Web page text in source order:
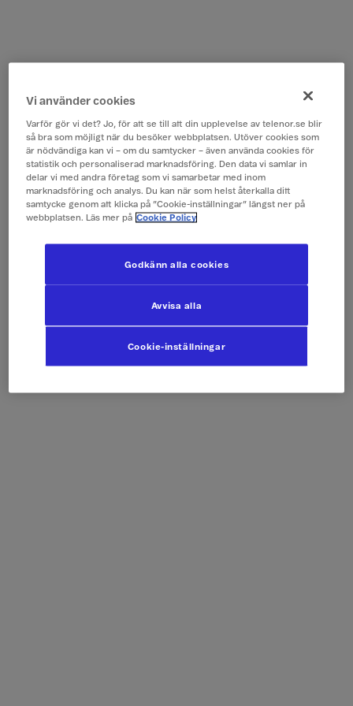
Vi använder cookies
Varför gör vi det? Jo, för att se till att din upplevelse av telenor.se blir
så bra som möjligt när du besöker webbplatsen. Utöver cookies som
är nödvändiga kan vi – om du samtycker – även använda cookies för
statistik och personaliserad marknadsföring. Den data vi samlar in
delar vi med andra företag som vi samarbetar med inom
marknadsföring och analys. Du kan när som helst återkalla ditt
samtycke genom att klicka på ”Cookie-inställningar” längst ner på
webbplatsen. Läs mer på Cookie Policy
Cookie-inställningar
Avvisa alla
Godkänn alla cookies